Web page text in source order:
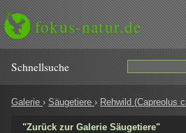
fokus-natur.de
Schnell­suche
Galerie › Säugetiere › Rehwild (Capreolus
"Zurück zur Galerie Säugetiere"